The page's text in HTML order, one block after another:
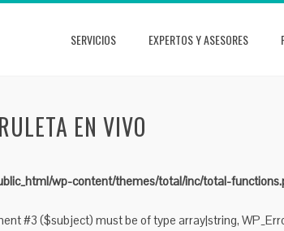
SERVICIOS EXPERTOS Y ASESORES
EN VIVO
wp-content/themes/total/inc/total-
#3 ($subject) must be of type array|string,